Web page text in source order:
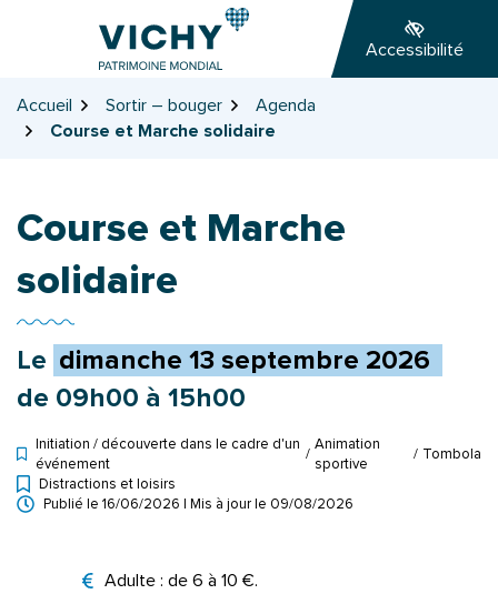
page
Accessibilité
Accueil Sortir – bouger
Agenda
Course et Marche solidaire
Course et Marche
solidaire
Le dimanche 13 septembre 2026
de 09h00 à 15h00
Initiation / découverte dans le cadre d'un
événement
/
Animation
sportive
/ Tombola
Types d'événement
Distractions et loisirs
Publié le 16/06/2026 | Mis à jour le 09/08/2026
Tarifs
Adulte : de 6 à 10 €.